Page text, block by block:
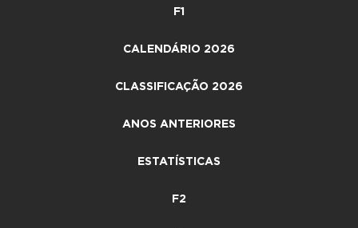
F1
CALENDÁRIO 2026
CLASSIFICAÇÃO 2026
ANOS ANTERIORES
ESTATÍSTICAS
F2